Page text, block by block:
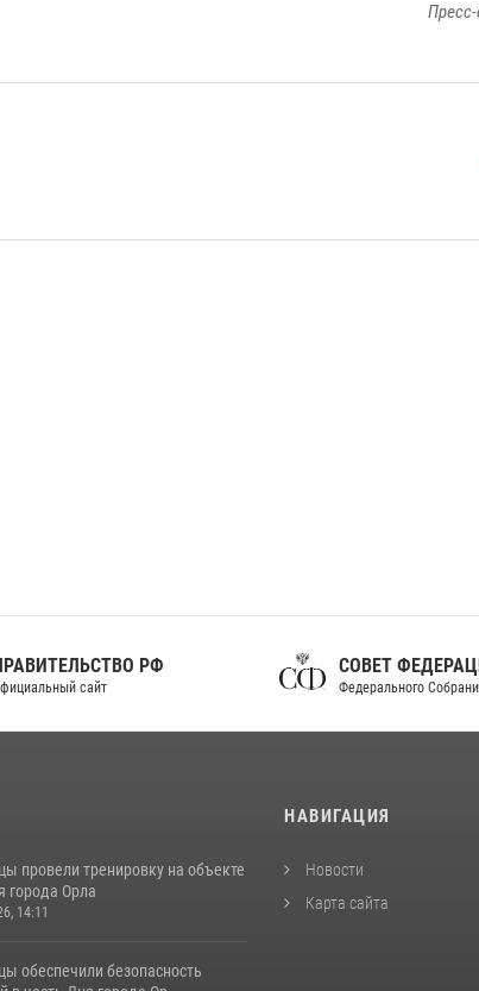
РФ
сайт
СОВЕТ
Федерального
провели тренировку на объекте
города Орла
14:11
обеспечили безопасность
НАВИГАЦИЯ
Новости
Карта сайта